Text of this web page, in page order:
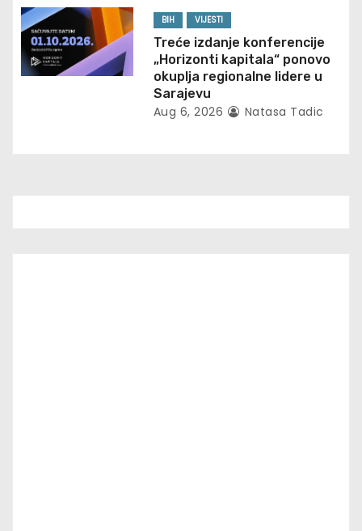
o
n
BIH VIJESTI
Treće izdanje konferencije
„Horizonti kapitala“ ponovo
okuplja regionalne lidere u
Sarajevu
Aug 6, 2026 Natasa Tadic